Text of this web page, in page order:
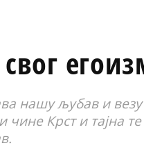
нашу љубав и
Крст и тајна